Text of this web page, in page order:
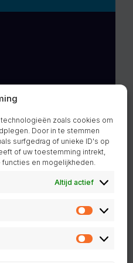
zoals cookies om
Door in te stemmen
surfgedrag of unieke ID's op
of uw toestemming intrekt,
en mogelijkheden.
Altijd actief